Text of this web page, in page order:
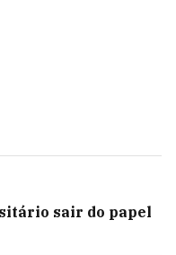
sair do papel